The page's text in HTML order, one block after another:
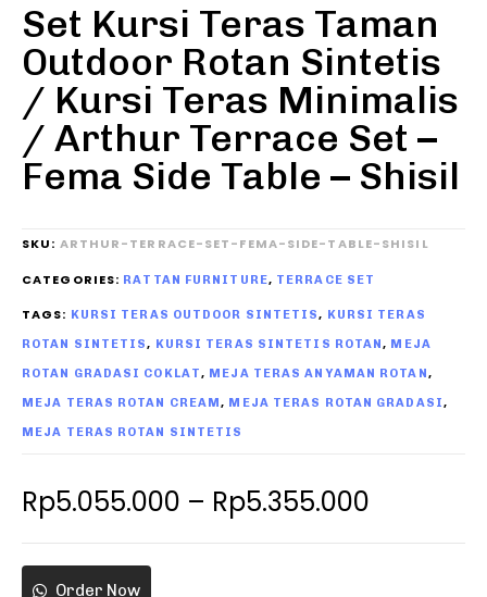
Set Kursi Teras Taman
Outdoor Rotan Sintetis
/ Kursi Teras Minimalis
/ Arthur Terrace Set –
Fema Side Table – Shisil
SKU: ARTHUR-TERRACE-SET-FEMA-SIDE-TABLE-SHISIL
CATEGORIES: RATTAN FURNITURE, TERRACE SET
TAGS: KURSI TERAS OUTDOOR SINTETIS, KURSI TERAS
ROTAN SINTETIS, KURSI TERAS SINTETIS ROTAN, MEJA
ROTAN GRADASI COKLAT, MEJA TERAS ANYAMAN ROTAN ,
MEJA TERAS ROTAN CREAM, MEJA TERAS ROTAN GRADASI,
MEJA TERAS ROTAN SINTETIS
Rp5.055.000 – Rp5.355.000
Order Now